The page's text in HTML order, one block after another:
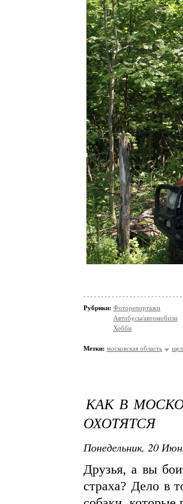
Рубрики: Фоторепортажи
Автобусы/автомобили
Хобби
Метки: московская область
КАК В
ОХОТЯТСЯ
Понедельник, 20
Друзья, а вы
страха? Дело в